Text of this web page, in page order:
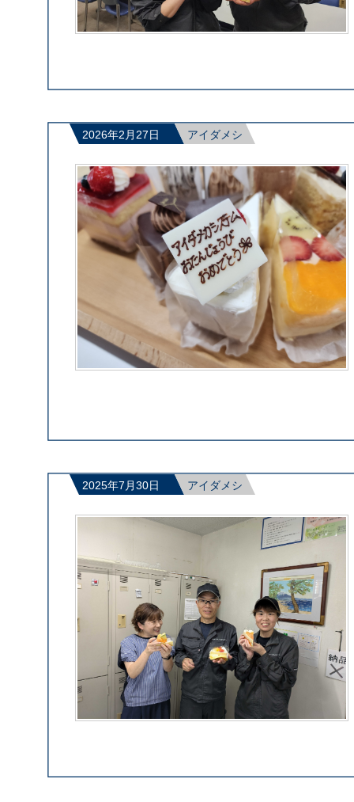
2026年2月27日 アイダメシ
2025年7月30日 アイダメシ